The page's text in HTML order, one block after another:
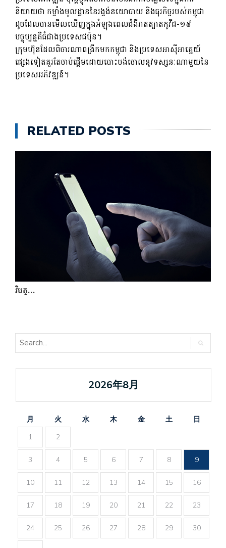
និយាយថា កម្លាំងមូលដ្ឋាននៃរង្វង់នយោបាយ និងធុរកិច្ចរបស់កម្ពុជា
ដូចដែលបានមើលឃើញក្នុងអំឡុងពេលជំងឺរាតត្បាតកូវីដ-១៩
បច្ចុប្បន្នគឺធំជាងប្រទេសជប៉ុន។
ក្រុមហ៊ុន​ដែល​ពិចារណា​ពង្រីក​មក​កម្ពុជា និង​ប្រទេស​អាស៊ីអាគ្នេយ៍​
ផ្សេងទៀត​គួរតែ​ចាប់ផ្តើម​ដោយ​បោះបង់​ចោល​នូវ​ទស្សនៈ​ណាមួយ​នៃ​
ប្រទេស​អភិវឌ្ឍន៍។
RELATED POSTS
វិបត្…
2026年8月
月 火 水 木 金 土
日
1
2
3 4 5 6 7 8 9
10 11 12 13 14 15 16
17 18 19 20 21 22 23
24 25 26 27 28 29 30